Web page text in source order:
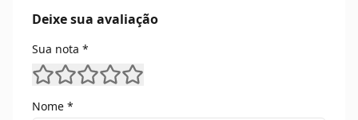
Deixe sua avaliação
Sua nota *
Nome *